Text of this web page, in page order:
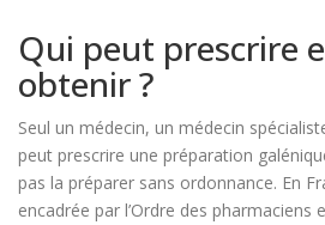
Qui peut prescrire
obtenir ?
Seul un médecin, un médecin
peut prescrire une préparation
pas la préparer sans ordonnance. En
encadrée par l’Ordre des pharmaciens